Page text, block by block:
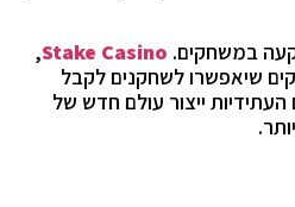
במשחקים. Stake Casino
,
שיאפשרו לשחקנים לקבל
ייצור עולם חדש של